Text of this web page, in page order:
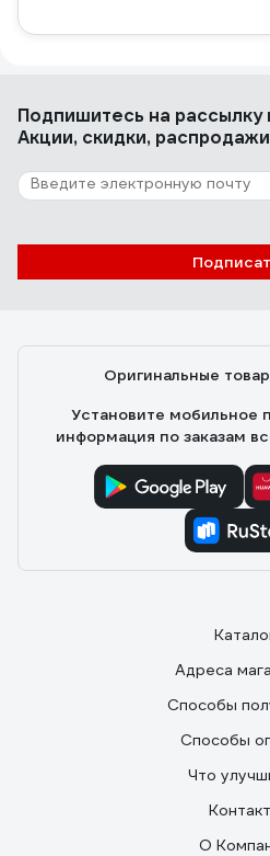
Подпишитесь на рассылку
Акции, скидки,
Оригинальные
Установите мобильное
информация по заказам
Адреса
Способы
Способы
Что
О